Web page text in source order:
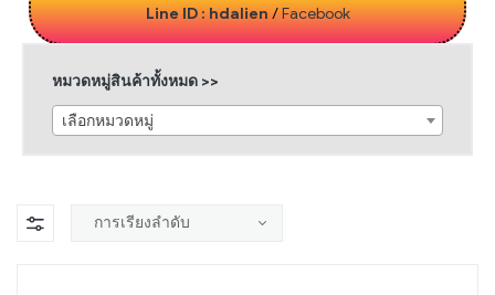
Line ID : hdalien/Facebook
หมวดหมู่สินค้าทั้งหมด >>
เลือกหมวดหมู่